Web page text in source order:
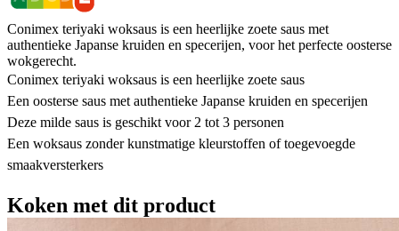
Conimex teriyaki woksaus is een heerlijke zoete saus met
authentieke Japanse kruiden en specerijen, voor het perfecte oosterse
wokgerecht.
Conimex teriyaki woksaus is een heerlijke zoete saus
Een oosterse saus met authentieke Japanse kruiden en specerijen
Deze milde saus is geschikt voor 2 tot 3 personen
Een woksaus zonder kunstmatige kleurstoffen of toegevoegde
smaakversterkers
Koken met dit product